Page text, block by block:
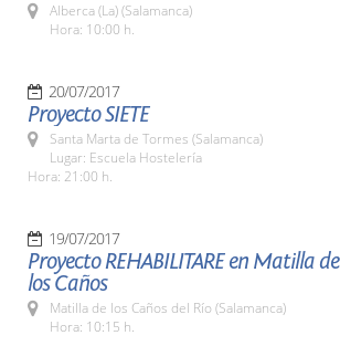
Alberca (La) (Salamanca)
Hora: 10:00 h.
20/07/2017
Proyecto SIETE
Santa Marta de Tormes (Salamanca)
Lugar: Escuela Hostelería
Hora: 21:00 h.
19/07/2017
Proyecto REHABILITARE en Matilla de
los Caños
Matilla de los Caños del Río (Salamanca)
Hora: 10:15 h.